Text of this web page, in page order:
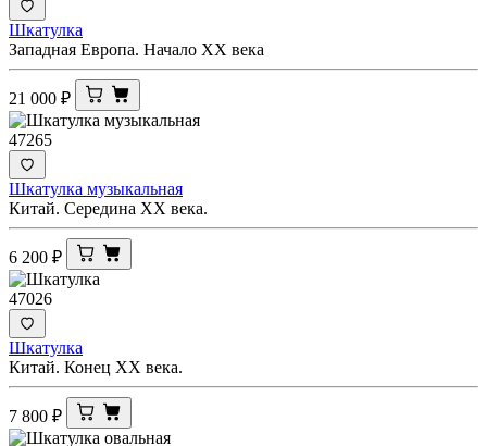
Шкатулка
Западная Европа. Начало ХХ века
21 000 ₽
47265
Шкатулка музыкальная
Китай. Середина ХХ века.
6 200 ₽
47026
Шкатулка
Китай. Конец ХХ века.
7 800 ₽